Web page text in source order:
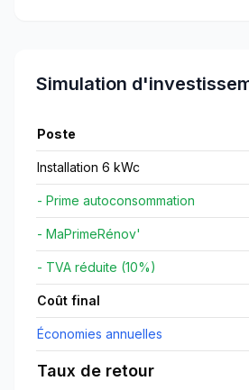
Simulation
Poste
Installation 6 kWc
- Prime autoconsommation
- MaPrimeRénov'
- TVA réduite (10%)
Coût final
Économies annuelles
Taux de retour